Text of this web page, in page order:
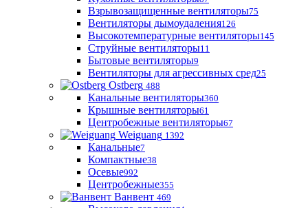
Взрывозащищенные вентиляторы75
Вентиляторы дымоудаления126
Высокотемпературные вентиляторы145
Струйные вентиляторы11
Бытовые вентиляторы9
Вентиляторы для агрессивных сред25
Ostberg 488
Канальные вентиляторы360
Крышные вентиляторы61
Центробежные вентиляторы67
Weiguang 1392
Канальные7
Компактные38
Осевые992
Центробежные355
Ванвент 469